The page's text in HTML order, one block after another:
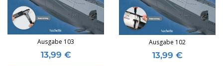
Ausgabe 103
13,99 €
Ausgabe 102
13,99 €